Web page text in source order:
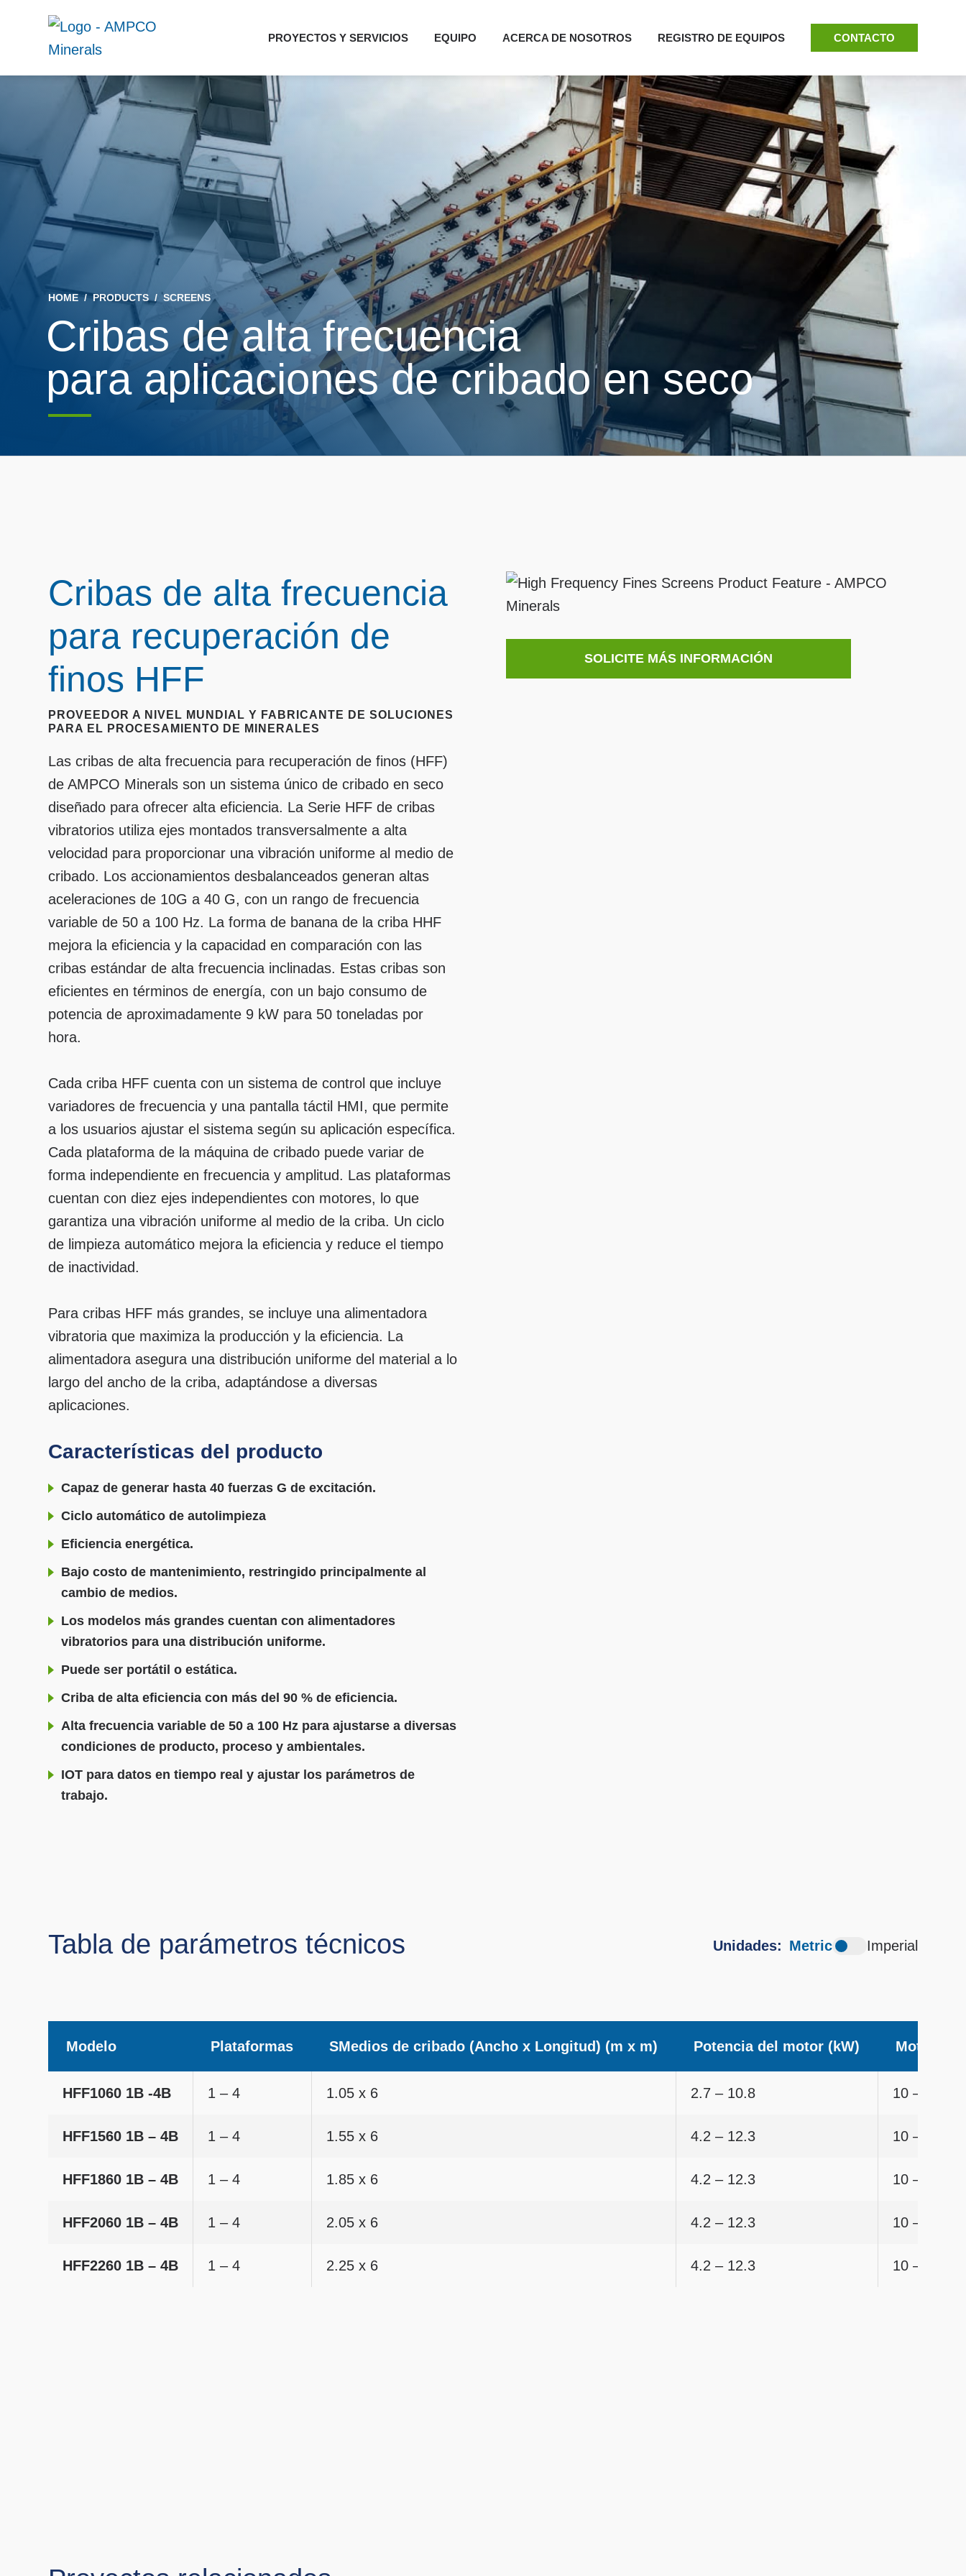
navegación
contenido
principal Minerals
PROYECTOS Y SERVICIOS EQUIPO ACERCA DE NOSOTROS REGISTRO DE EQUIPOS CONTACTO
HOME / PRODUCTS / SCREENS
Cribas de alta frecuencia
para aplicaciones de cribado en seco
SOLICITE MÁS INFORMACIÓN
Cribas de alta frecuencia
para recuperación de
finos HFF
PROVEEDOR A NIVEL MUNDIAL Y FABRICANTE DE SOLUCIONES
PARA EL PROCESAMIENTO DE MINERALES
Las cribas de alta frecuencia para recuperación de finos (HFF)
de AMPCO Minerals son un sistema único de cribado en seco
diseñado para ofrecer alta eficiencia. La Serie HFF de cribas
vibratorios utiliza ejes montados transversalmente a alta
velocidad para proporcionar una vibración uniforme al medio de
cribado. Los accionamientos desbalanceados generan altas
aceleraciones de 10G a 40 G, con un rango de frecuencia
variable de 50 a 100 Hz. La forma de banana de la criba HHF
mejora la eficiencia y la capacidad en comparación con las
cribas estándar de alta frecuencia inclinadas. Estas cribas son
eficientes en términos de energía, con un bajo consumo de
potencia de aproximadamente 9 kW para 50 toneladas por
hora.
Cada criba HFF cuenta con un sistema de control que incluye
variadores de frecuencia y una pantalla táctil HMI, que permite
a los usuarios ajustar el sistema según su aplicación específica.
Cada plataforma de la máquina de cribado puede variar de
forma independiente en frecuencia y amplitud. Las plataformas
cuentan con diez ejes independientes con motores, lo que
garantiza una vibración uniforme al medio de la criba. Un ciclo
de limpieza automático mejora la eficiencia y reduce el tiempo
de inactividad.
Para cribas HFF más grandes, se incluye una alimentadora
vibratoria que maximiza la producción y la eficiencia. La
alimentadora asegura una distribución uniforme del material a lo
largo del ancho de la criba, adaptándose a diversas
aplicaciones.
Características del producto
Capaz de generar hasta 40 fuerzas G de excitación.
Ciclo automático de autolimpieza
Eficiencia energética.
Bajo costo de mantenimiento, restringido principalmente al
cambio de medios.
Los modelos más grandes cuentan con alimentadores
vibratorios para una distribución uniforme.
Puede ser portátil o estática.
Criba de alta eficiencia con más del 90 % de eficiencia.
Alta frecuencia variable de 50 a 100 Hz para ajustarse a diversas
condiciones de producto, proceso y ambientales.
IOT para datos en tiempo real y ajustar los parámetros de
trabajo.
Metric Imperial
Tabla de parámetros técnicos
Modelo Plataformas SMedios de cribado (Ancho x Longitud) (m x m) Potencia del motor (kW) Motores
HFF1060 1B -4B 1 – 4 1.05 x 6 2.7 – 10.8 10 – 40
HFF1560 1B – 4B 1 – 4 1.55 x 6 4.2 – 12.3 10 – 40
HFF1860 1B – 4B 1 – 4 1.85 x 6 4.2 – 12.3 10 – 40
HFF2060 1B – 4B 1 – 4 2.05 x 6 4.2 – 12.3 10 – 40
HFF2260 1B – 4B 1 – 4 2.25 x 6 4.2 – 12.3 10 – 40